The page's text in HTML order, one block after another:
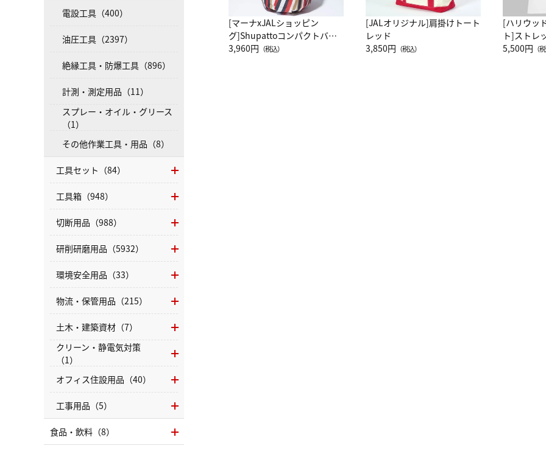
[マーナxJALショッピン
グ]Shupattoコンパクトバッ
グ Drop JAL客室乗務員
3,960円 （税込）
[JALオリジナル]肩掛けトート
レッド
3,850円 （税込）
[ハリウッ
ト]ストレ
ーネック
5,500円 （
電設工具（400）
油圧工具（2397）
絶縁工具・防爆工具（896）
計測・測定用品（11）
スプレー・オイル・グリース
（1）
その他作業工具・用品（8）
工具セット（84）
工具箱（948）
切断用品（988）
研削研磨用品（5932）
環境安全用品（33）
物流・保管用品（215）
土木・建築資材（7）
クリーン・静電気対策
（1）
オフィス住設用品（40）
工事用品（5）
食品・飲料（8）